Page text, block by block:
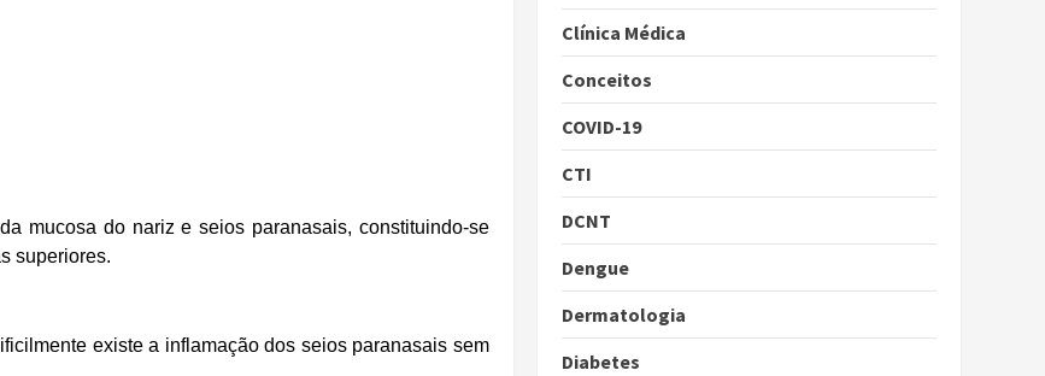
mucosa do nariz e seios paranasais, constituindo-se
superiores.
existe a inflamação dos seios paranasais sem
Clínica Médica
Conceitos
COVID-19
CTI
DCNT
Dengue
Dermatologia
Diabetes